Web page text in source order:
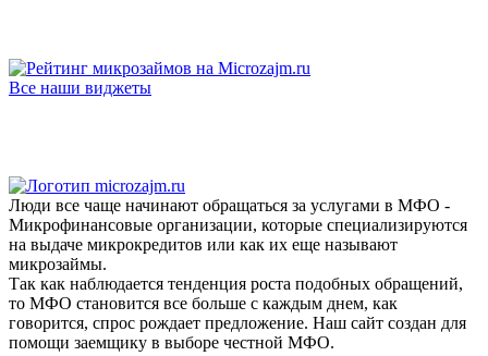
Все наши виджеты
Люди все чаще начинают обращаться за услугами в МФО -
Микрофинансовые организации, которые специализируются
на выдаче микрокредитов или как их еще называют
микрозаймы.
Так как наблюдается тенденция роста подобных обращений,
то МФО становится все больше с каждым днем, как
говорится, спрос рождает предложение. Наш сайт создан для
помощи заемщику в выборе честной МФО.